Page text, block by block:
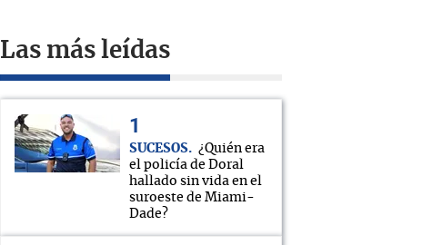
Las más leídas
SUCESOS
¿Quién era
el policía de Doral
hallado sin vida en el
suroeste de Miami-
Dade?